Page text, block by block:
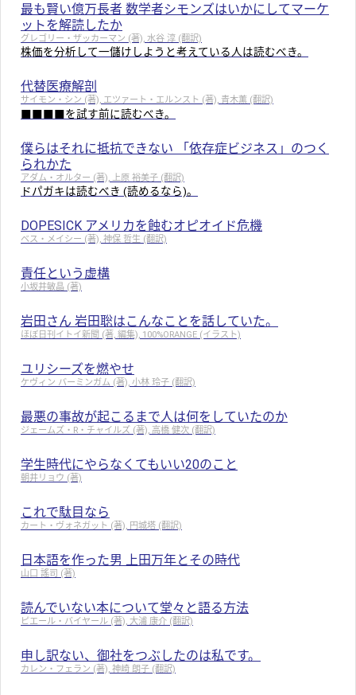
最も賢い億万長者 数学者シモンズはいかにしてマーケ
ットを解読したか
グレゴリー・ザッカーマン (著), 水谷 淳 (翻訳)
株価を分析して一儲けしようと考えている人は読むべき。
代替医療解剖
サイモン・シン (著), エツァート・エルンスト (著), 青木薫 (翻訳)
■■■■を試す前に読むべき。
僕らはそれに抵抗できない 「依存症ビジネス」のつく
られかた
アダム・オルター (著), 上原 裕美子 (翻訳)
ドパガキは読むべき (読めるなら)。
DOPESICK アメリカを蝕むオピオイド危機
ベス・メイシー (著), 神保 哲生 (翻訳)
責任という虚構
小坂井敏晶 (著)
岩田さん 岩田聡はこんなことを話していた。
ほぼ日刊イトイ新聞 (著, 編集), 100%ORANGE (イラスト)
ユリシーズを燃やせ
ケヴィン バーミンガム (著), 小林 玲子 (翻訳)
最悪の事故が起こるまで人は何をしていたのか
ジェームズ・R・チャイルズ (著), 高橋 健次 (翻訳)
学生時代にやらなくてもいい20のこと
朝井リョウ (著)
これで駄目なら
カート・ヴォネガット (著), 円城塔 (翻訳)
日本語を作った男 上田万年とその時代
山口 謠司 (著)
読んでいない本について堂々と語る方法
ピエール・バイヤール (著), 大浦 康介 (翻訳)
申し訳ない、御社をつぶしたのは私です。
カレン・フェラン (著), 神崎 朗子 (翻訳)